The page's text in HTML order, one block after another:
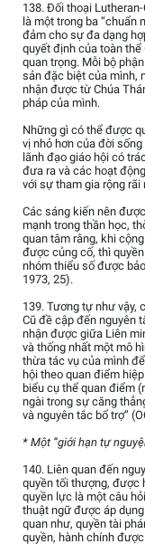
138. Đối thoại
là một trong ba “chuẩn
đảm cho sự đa dạng
quyết định của toàn thể
quan trọng. Mỗi bộ
sản đặc biệt của mình,
nhận được từ Chúa
pháp của mình.
Những gì có thể được
vị nhỏ hơn của đời
lãnh đạo giáo hội có
đưa ra và các hoạt
với sự tham gia rộng rãi
Các sáng kiến nên
mạnh trong thần học,
quan tâm rằng, khi
được củng cố, thì
nhóm thiểu số được
1973, 25).
139. Tương tự như vậy,
Cũ đề cập đến nguyên
nhận được giữa Liên
và thống nhất một mô
thừa tác vụ của mình
hội theo quan điểm
biểu cụ thể quan điểm
ngài trong sự căng
và nguyên tắc bổ trợ”
* Một “giới hạn tự
140. Liên quan đến
quyền tối thượng, được
quyền lực là một câu
thuật ngữ được áp
quan như, quyền tài
quyền, hành chính